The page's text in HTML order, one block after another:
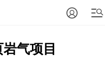
气项目